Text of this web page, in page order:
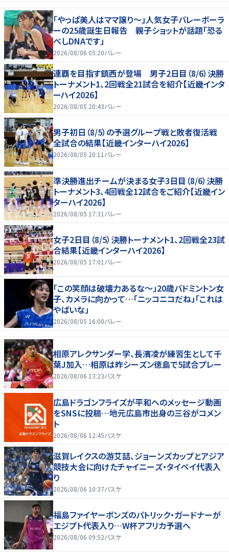
「やっぱ美人はママ譲り～」人気女子バレーボーラ
ーの25歳誕生日報告 親子ショットが話題「恐る
べしDNAです」
2026/08/06 05:20バレー
連覇を目指す鎮西が登場 男子2日目（8/6）決勝
トーナメント1、2回戦全21試合を紹介【近畿インタ
ーハイ2026】
2026/08/05 20:43バレー
男子初日（8/5）の予選グループ戦と敗者復活戦
全試合の結果【近畿インターハイ2026】
2026/08/05 20:11バレー
準決勝進出チームが決まる女子3日目（8/6）決勝
トーナメント3、4回戦全12試合をご紹介【近畿イン
ターハイ2026】
2026/08/05 17:31 バレー
女子2日目（8/5）決勝トーナメント1、2回戦全23試
合結果【近畿インターハイ2026】
2026/08/05 17:01バレー
「この笑顔は破壊力あるな〜」20歳バドミントン女
子、カメラに向かって…「ニッコニコだね」「これは
やばいな」
2026/08/05 16:00バレー
相原アレクサンダー学、長濱凌が練習生として千
葉J加入…相原は昨シーズン徳島で5試合プレー
2026/08/06 13:23バスケ
広島ドラゴンフライズが平和へのメッセージ動画
をSNSに投稿…地元広島市出身の三谷がコメン
ト
2026/08/06 12:45バスケ
滋賀レイクスの游艾喆、ジョーンズカップとアジア
競技大会に向けたチャイニーズ・タイペイ代表入
り
2026/08/06 10:37バスケ
福島ファイヤーボンズのパトリック・ガードナーが
エジプト代表入り…W杯アフリカ予選へ
2026/08/06 09:52バスケ